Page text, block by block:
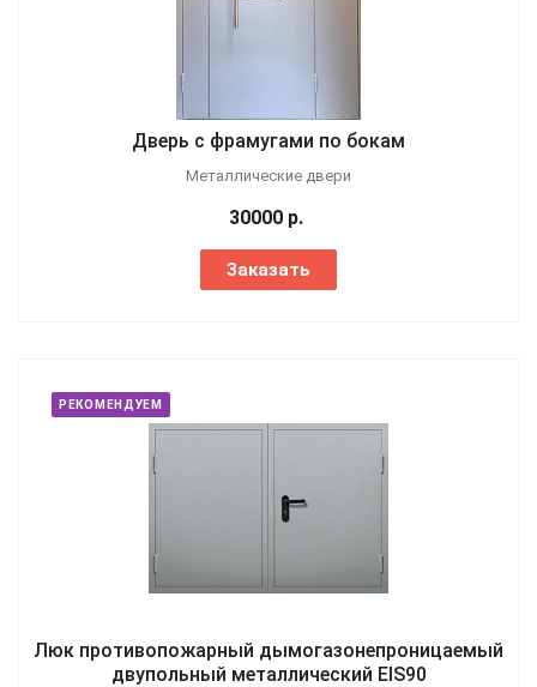
Дверь с фрамугами по бокам
Металлические двери
30000 р.
Заказать
РЕКОМЕНДУЕМ
Люк противопожарный дымогазонепроницаемый
двупольный металлический EIS90